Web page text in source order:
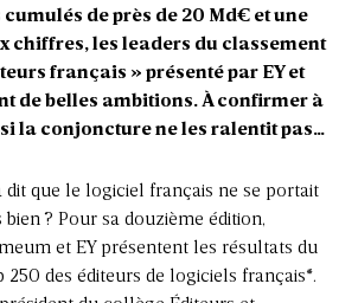
cumulés de près de 20 Md€ et une
chiffres, les leaders du classement
français » présenté par EY et
de belles ambitions. À confirmer à
la conjoncture ne les ralentit pas…
dit que le logiciel français ne se portait
bien ? Pour sa douzième édition,
et EY présentent les résultats du
250 des éditeurs de logiciels français*.